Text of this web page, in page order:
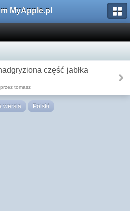
MyApple.pl
część jabłka
przez tomasz
wersja Polski